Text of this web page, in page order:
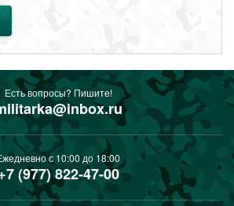
Есть вопросы? Пишите!
с 10:00 до 18:00
(977) 822-47-00